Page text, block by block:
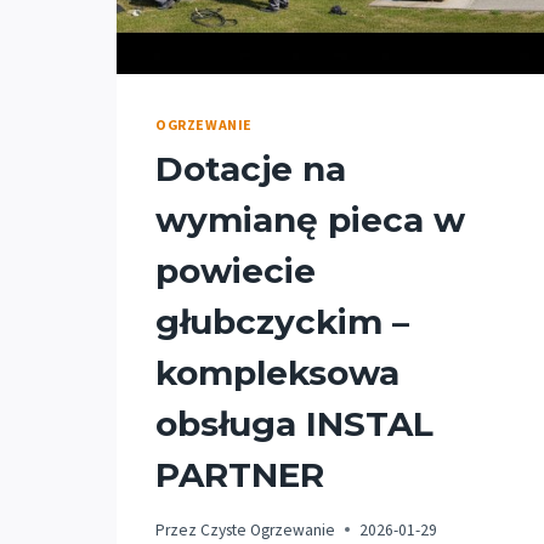
OGRZEWANIE
Dotacje na
wymianę pieca w
powiecie
głubczyckim –
kompleksowa
obsługa INSTAL
PARTNER
Przez Czyste Ogrzewanie 2026-01-29